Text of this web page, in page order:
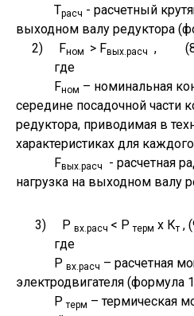
Трасч - расчетный
выходном валу редуктора
2) Fном > Fвых.расч
,
где
Fном – номинальная
середине посадочной части
редуктора, приводимая в
характеристиках для
Fвых.расч
- расчетная
нагрузка на выходном валу
3) Р вх.расч < Ртерм х Кт ,
где
Р вх.расч – расчетная
электродвигателя (формула
Ртерм – термическая